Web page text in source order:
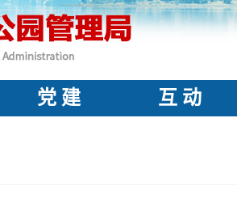
党 建 互 动